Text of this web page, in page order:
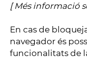
[Més informació
En cas de
navegador és
funcionalitats de